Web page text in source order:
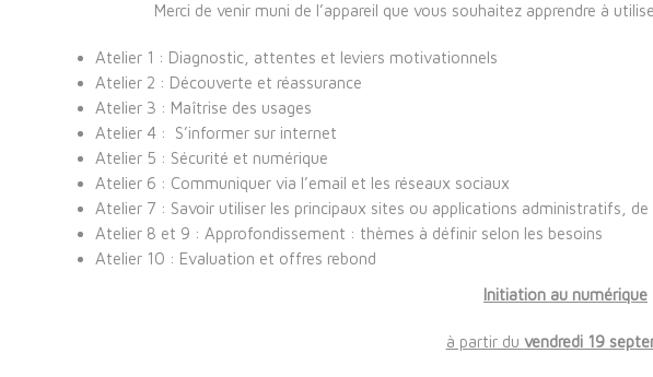
Merci de venir muni de l’appareil que vous souhaitez apprendre à
Atelier 1 : Diagnostic, attentes et leviers motivationnels
Atelier 2 : Découverte et réassurance
Atelier 3 : Maîtrise des usages
Atelier 4 : S’informer sur internet
Atelier 5 : Sécurité et numérique
Atelier 6 : Communiquer via l’email et les réseaux sociaux
Atelier 7 : Savoir utiliser les principaux sites ou applications administratifs,
Atelier 8 et 9 : Approfondissement : thèmes à définir selon les besoins
Atelier 10 : Evaluation et offres rebond
Initiation au numérique
à partir du vendredi 19